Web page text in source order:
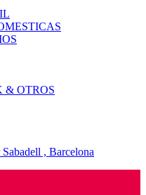
& OTROS
, Barcelona